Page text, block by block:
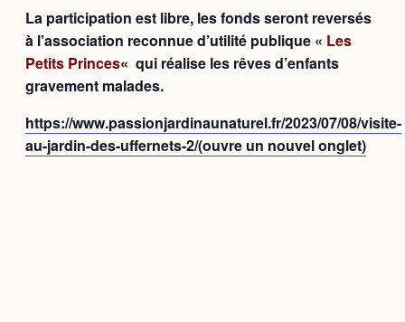
La participation est libre, les fonds seront reversés
à l’association reconnue d’utilité publique « Les
Petits Princes« qui réalise les rêves d’enfants
gravement malades.
https://www.passionjardinaunaturel.fr/2023/07/08/visite-
au-jardin-des-uffernets-2/(ouvre un nouvel onglet)